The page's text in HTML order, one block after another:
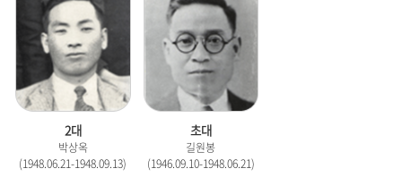
2대
박상옥
(1948.06.21-1948.09.13)
초대
길원봉
(1946.09.10-1948.06.21)